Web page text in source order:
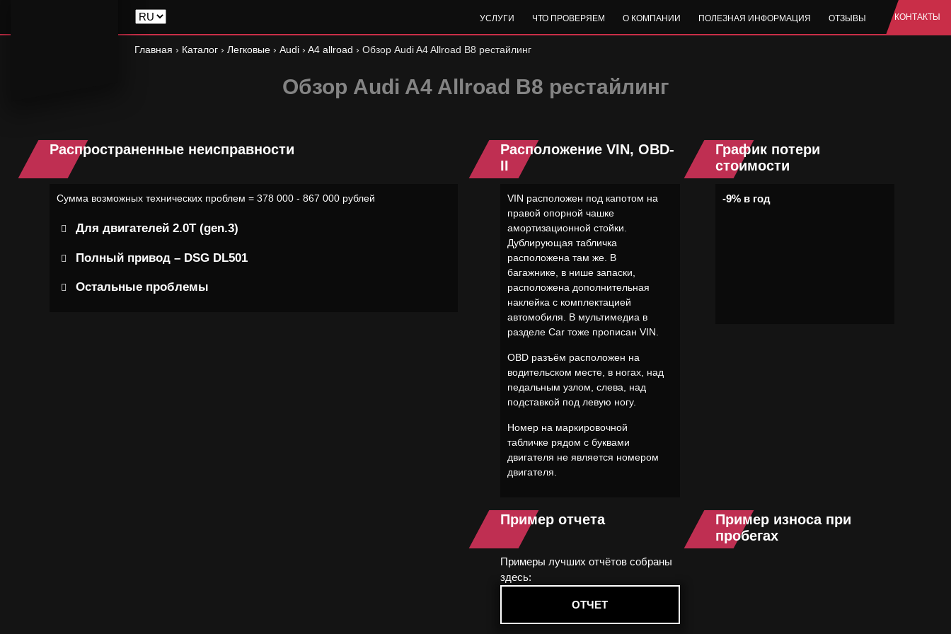
УСЛУГИ ЧТО ПРОВЕРЯЕМ О КОМПАНИИ ПОЛЕЗНАЯ ИНФОРМАЦИЯ ОТЗЫВЫ КОНТАКТЫ
Главная › Каталог › Легковые › Audi › A4 allroad › Обзор Audi A4 Allroad B8 рестайлинг
Обзор Audi A4 Allroad B8 рестайлинг
Распространенные неисправности
Сумма возможных технических проблем = 378 000 - 867 000 рублей
Для двигателей 2.0Т (gen.3)
Полный привод – DSG DL501
Остальные проблемы
Расположение VIN, OBD-
II
VIN расположен под капотом на
правой опорной чашке
амортизационной стойки.
Дублирующая табличка
расположена там же. В
багажнике, в нише запаски,
расположена дополнительная
наклейка с комплектацией
автомобиля. В мультимедиа в
разделе Car тоже прописан VIN.
OBD разъём расположен на
водительском месте, в ногах, над
педальным узлом, слева, над
подставкой под левую ногу.
Номер на маркировочной
табличке рядом с буквами
двигателя не является номером
двигателя.
График потери
стоимости
-9% в год
Пример отчета
Примеры лучших отчётов собраны
здесь:
ОТЧЕТ
Пример износа при
пробегах